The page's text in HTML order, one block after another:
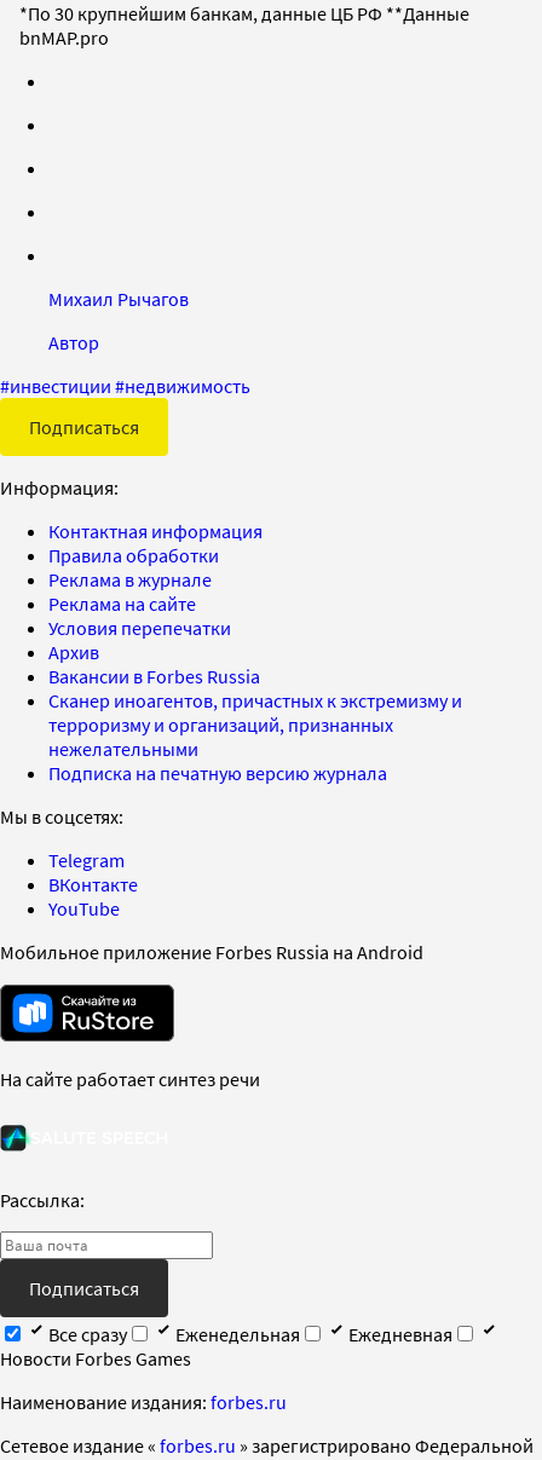
*По 30 крупнейшим банкам, данные ЦБ РФ **Данные
bnMAP.pro
Михаил Рычагов
Автор
#инвестиции #недвижимость
Подписаться
Информация:
Контактная информация
Правила обработки
Реклама в журнале
Реклама на сайте
Условия перепечатки
Архив
Вакансии в Forbes Russia
Сканер иноагентов, причастных к экстремизму и
терроризму и организаций, признанных
нежелательными
Подписка на печатную версию журнала
Мы в соцсетях:
Telegram
ВКонтакте
YouTube
Мобильное приложение Forbes Russia на Android
На сайте работает синтез речи
Рассылка:
Подписаться
Все сразу
Еженедельная
Ежедневная
Новости Forbes Games
Наименование издания: forbes.ru
Cетевое издание « forbes.ru » зарегистрировано Федеральной